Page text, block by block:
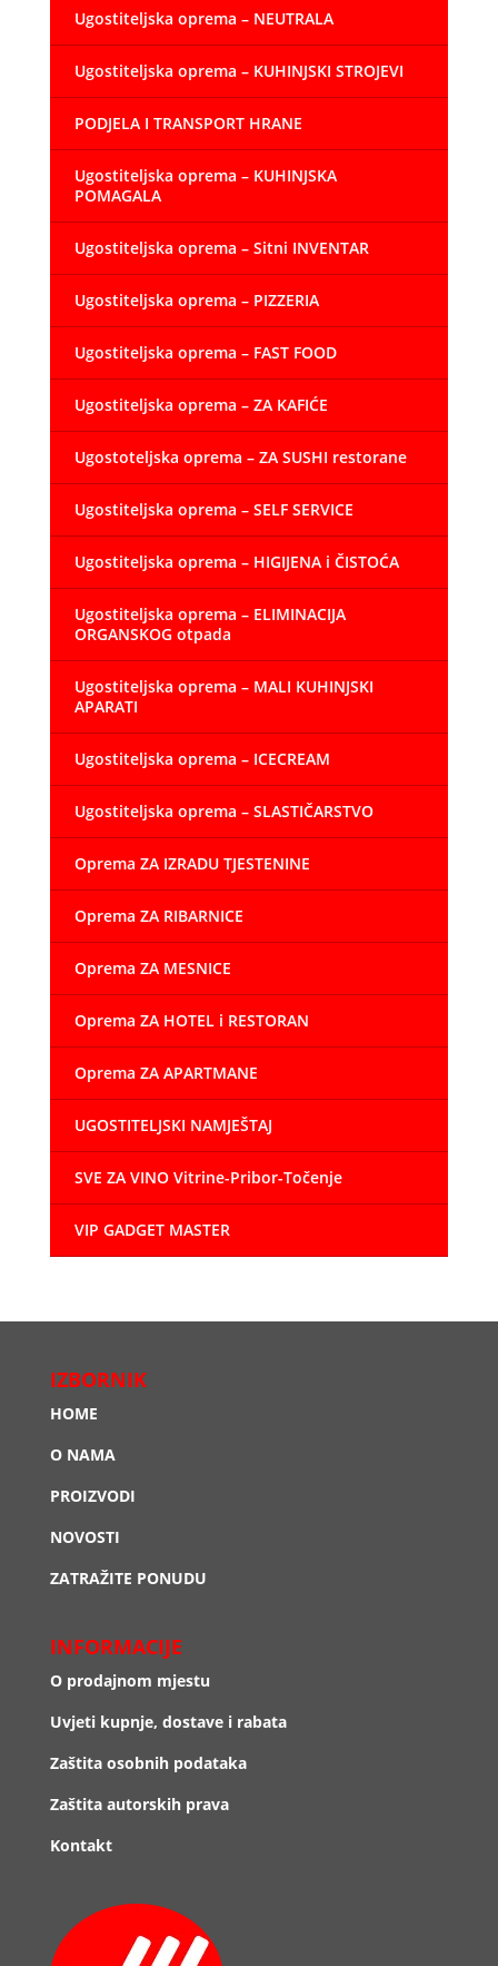
Ugostiteljska oprema – NEUTRALA
Ugostiteljska oprema – KUHINJSKI STROJEVI
PODJELA I TRANSPORT HRANE
Ugostiteljska oprema – KUHINJSKA
POMAGALA
Ugostiteljska oprema – Sitni INVENTAR
Ugostiteljska oprema – PIZZERIA
Ugostiteljska oprema – FAST FOOD
Ugostiteljska oprema – ZA KAFIĆE
Ugostoteljska oprema – ZA SUSHI restorane
Ugostiteljska oprema – SELF SERVICE
Ugostiteljska oprema – HIGIJENA i ČISTOĆA
Ugostiteljska oprema – ELIMINACIJA
ORGANSKOG otpada
Ugostiteljska oprema – MALI KUHINJSKI
APARATI
Ugostiteljska oprema – ICECREAM
Ugostiteljska oprema – SLASTIČARSTVO
Oprema ZA IZRADU TJESTENINE
Oprema ZA RIBARNICE
Oprema ZA MESNICE
Oprema ZA HOTEL i RESTORAN
Oprema ZA APARTMANE
UGOSTITELJSKI NAMJEŠTAJ
SVE ZA VINO Vitrine-Pribor-Točenje
VIP GADGET MASTER
IZBORNIK
HOME
O NAMA
PROIZVODI
NOVOSTI
ZATRAŽITE PONUDU
INFORMACIJE
O prodajnom mjestu
Uvjeti kupnje, dostave i rabata
Zaštita osobnih podataka
Zaštita autorskih prava
Kontakt